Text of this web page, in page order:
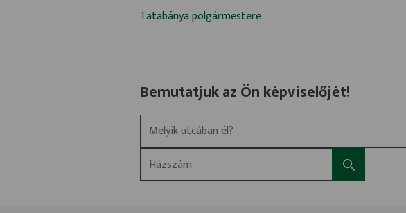
Tatabánya polgármestere
Bemutatjuk az Ön képviselőjét!
Melyik utcában él?